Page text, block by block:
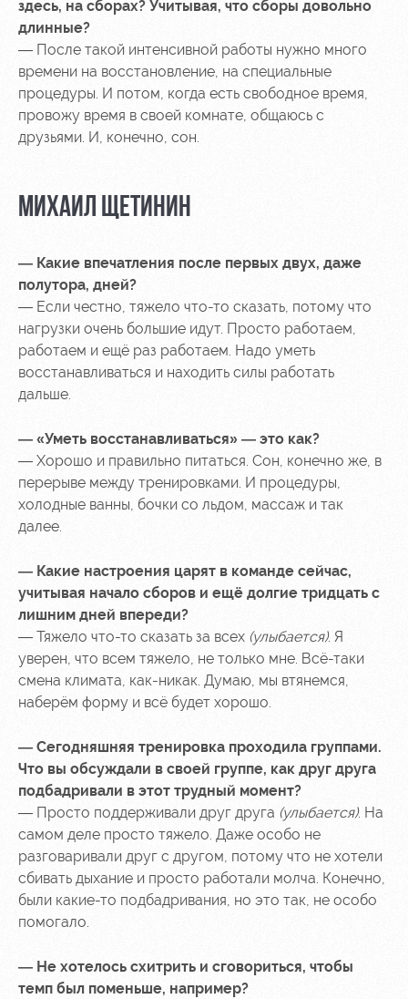
здесь, на сборах? Учитывая, что сборы довольно
длинные?
— После такой интенсивной работы нужно много
времени на восстановление, на специальные
процедуры. И потом, когда есть свободное время,
провожу время в своей комнате, общаюсь с
друзьями. И, конечно, сон.
МИХАИЛ ЩЕТИНИН
— Какие впечатления после первых двух, даже
полутора, дней?
— Если честно, тяжело что-то сказать, потому что
нагрузки очень большие идут. Просто работаем,
работаем и ещё раз работаем. Надо уметь
восстанавливаться и находить силы работать
дальше.
— «Уметь восстанавливаться» — это как?
— Хорошо и правильно питаться. Сон, конечно же, в
перерыве между тренировками. И процедуры,
холодные ванны, бочки со льдом, массаж и так
далее.
— Какие настроения царят в команде сейчас,
учитывая начало сборов и ещё долгие тридцать с
лишним дней впереди?
— Тяжело что-то сказать за всех (улыбается). Я
уверен, что всем тяжело, не только мне. Всё-таки
смена климата, как-никак. Думаю, мы втянемся,
наберём форму и всё будет хорошо.
— Сегодняшняя тренировка проходила группами.
Что вы обсуждали в своей группе, как друг друга
подбадривали в этот трудный момент?
— Просто поддерживали друг друга (улыбается). На
самом деле просто тяжело. Даже особо не
разговаривали друг с другом, потому что не хотели
сбивать дыхание и просто работали молча. Конечно,
были какие-то подбадривания, но это так, не особо
помогало.
— Не хотелось схитрить и сговориться, чтобы
темп был поменьше, например?